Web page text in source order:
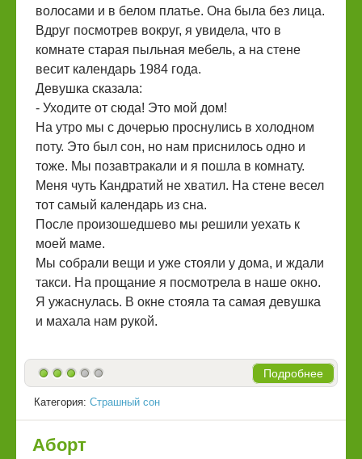
волосами и в белом платье. Она была без лица.
Вдруг посмотрев вокруг, я увидела, что в
комнате старая пыльная мебель, а на стене
весит календарь 1984 года.
Девушка сказала:
- Уходите от сюда! Это мой дом!
На утро мы с дочерью проснулись в холодном
поту. Это был сон, но нам приснилось одно и
тоже. Мы позавтракали и я пошла в комнату.
Меня чуть Кандратий не хватил. На стене весел
тот самый календарь из сна.
После произошедшево мы решили уехать к
моей маме.
Мы собрали вещи и уже стояли у дома, и ждали
такси. На прощание я посмотрела в наше окно.
Я ужаснулась. В окне стояла та самая девушка
и махала нам рукой.
Подробнее
Категория: Страшный сон
Аборт